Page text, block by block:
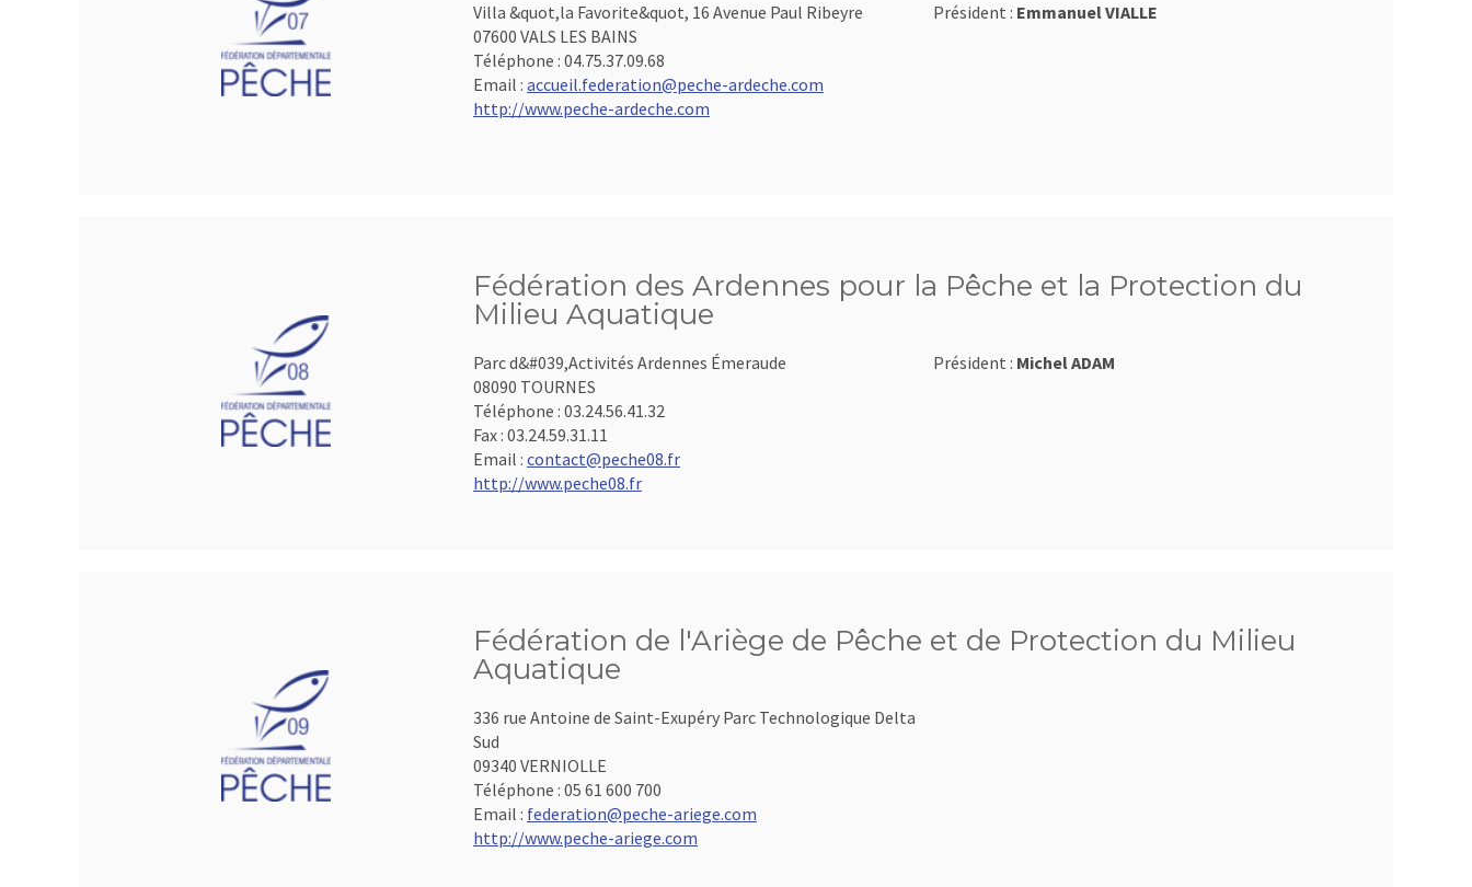
Villa &quot,la Favorite&quot, 16 Avenue Paul Ribeyre
07600 VALS LES BAINS
Téléphone : 04.75.37.09.68
Email : accueil.federation@peche-ardeche.com
http://www.peche-ardeche.com
Président : Emmanuel VIALLE
Fédération des Ardennes pour la Pêche et la Protection du
Milieu Aquatique
Parc d&#039,Activités Ardennes Émeraude
08090 TOURNES
Téléphone : 03.24.56.41.32
Fax : 03.24.59.31.11
Email : contact@peche08.fr
http://www.peche08.fr
Président : Michel ADAM
Fédération de l'Ariège de Pêche et de Protection du Milieu
Aquatique
336 rue Antoine de Saint-Exupéry Parc Technologique Delta
Sud
09340 VERNIOLLE
Téléphone : 05 61 600 700
Email : federation@peche-ariege.com
http://www.peche-ariege.com